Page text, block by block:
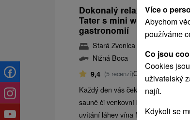
Dokonalý relax v srdci
Tater s mini wellness a
gastronomií
Stará Zvonica Nižná Boca
Nižná Boca
9,4 (5 recenzí)Od 1 Noci
Snídaně
Každý den vás čeká hodina
sauně či venkovní kádi, bohatá
uvítání láhev vína Masaryk.
Více o
Abychom
používáme
Co jsou
Cookies
uživatelský
najít.
Kdykoli se